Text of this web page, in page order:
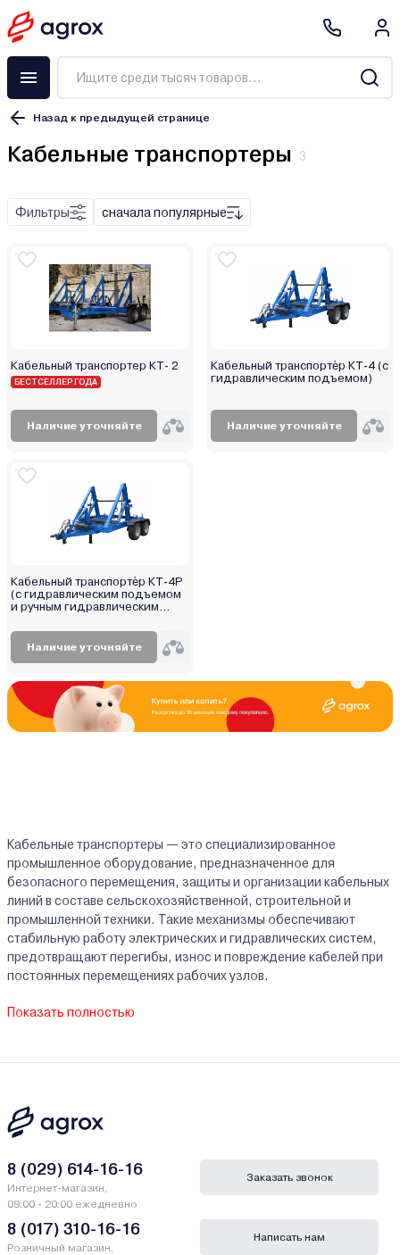
Назад к предыдущей странице
Кабельные транспортеры 3
СелАгро
Кабелевоз
Беларус 92П
Беларус 952.2
Беларус 2522 ДВ
Беларус 2822 ДВ
Беларус 3022 ДВ
Фильтры сначала популярные
Кабельный транспортер КТ- 2
БЕСТСЕЛЛЕР ГОДА
Наличие уточняйте
Кабельный транспортѐр КТ-4 (с
гидравлическим подъемом)
Наличие уточняйте
Кабельный транспортѐр КТ-4Р
(с гидравлическим подъемом
и ручным гидравлическим
Наличие уточняйте
Кабельные транспортеры — это специализированное
промышленное оборудование, предназначенное для
безопасного перемещения, защиты и организации кабельных
линий в составе сельскохозяйственной, строительной и
промышленной техники. Такие механизмы обеспечивают
стабильную работу электрических и гидравлических систем,
предотвращают перегибы, износ и повреждение кабелей при
постоянных перемещениях рабочих узлов.
В каталоге представлены кабельные транспортеры для
Где используются кабельные
транспортеры
Кабельные транспортеры применяются в различных
технических и производственных процессах:
организация движения кабелей в подвижных узлах техники;
защита кабельных линий от износа и повреждений;
Показать полностью
8 (029) 614-16-16
Интернет-магазин,
09:00 - 20:00 ежедневно
8 (017) 310-16-16
Розничный магазин,
Заказать звонок
Написать нам